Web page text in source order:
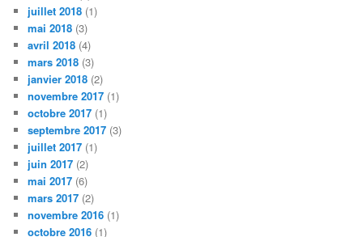
juillet 2018 (1)
mai 2018 (3)
avril 2018 (4)
mars 2018 (3)
janvier 2018 (2)
novembre 2017 (1)
octobre 2017 (1)
septembre 2017 (3)
juillet 2017 (1)
juin 2017 (2)
mai 2017 (6)
mars 2017 (2)
novembre 2016 (1)
octobre 2016 (1)